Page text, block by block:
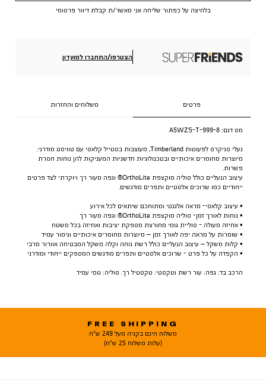
בלחיצה על כפתור שליחה אני מאשר/ת קבלת דיוור פרסומי
הצטרפו/התחברו למועדון
פרטים משלוחים והחזרות
מס דגם: A5WZS-T-999-8
נעלי סניקרס לפעוטות Timberland, מעוצבות בסטייל קלאסי עם טוויסט מודרני.
מיוצרות מחומרים איכותיים ובטכנולוגיות חדשניות המעניקות להן נוחות חסרת
פשרות.
עיצוב הנעליים כולל סוליה מוקצפת OrthoLite® וגפה מעור רך ויוקרתי לצד פרטים
ייחודיים כמו שרוכים אלסטיים ותפרים מודגשים.
• עיצוב קלאסי- מראה אלגנטי ומתוחכם שיתאים לכל אירוע
• נוחות לאורך זמן- סוליה מוקצפת OrthoLite® וגפה מעור רך
• אחיזה מעולה - סוליית גומי מחורצת מספקת יציבות ואחיזה בכל משטח
• שומרות על מראה יפה לאורך זמן – מיוצרות מחומרים איכותיים וגימור עמיד
• קלות משקל – עיצוב הנעליים כולל רשת נוחה וקלה משקל המבטיחה אוורור מרבי
• הקפדה על כל פרט - שרוכים אלסטיים ותפרים מודגשים המספקים ייחודי ומודרני
הרכב בד: גפה: עור רשת וטקסטי: טקסטיל רך. סוליה: גומי עמיד
FREE SHIPPING
משלוח חינם בקניה מעל 249 ש"ח
(עלות משלוח 25 ש"ח)